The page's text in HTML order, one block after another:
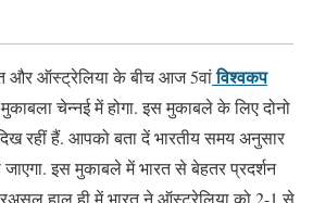
और ऑस्ट्रेलिया के बीच आज 5वांविश्वकप
चेन्नई में होगा. इस मुकाबले के लिए दोनो
रहीं हैं. आपको बता दें भारतीय समय अनुसार
इस मुकाबले में भारत से बेहतर प्रदर्शन
हाल ही में भारत ने ऑस्ट्रेलिया को 2-1 से